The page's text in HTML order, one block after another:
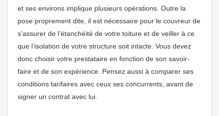
et ses environs implique plusieurs opérations. Outre la
pose proprement dite, il est nécessaire pour le couvreur de
s’assurer de l’étanchéité de votre toiture et de veiller à ce
que l’isolation de votre structure soit intacte. Vous devez
donc choisir votre prestataire en fonction de son savoir-
faire et de son expérience. Pensez aussi à comparer ses
conditions tarifaires avec ceux ses concurrents, avant de
signer un contrat avec lui.